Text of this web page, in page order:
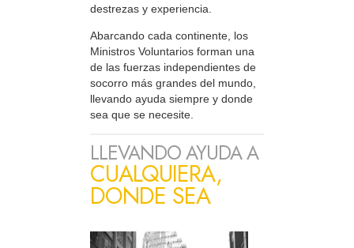
destrezas y experiencia.
Abarcando cada continente, los
Ministros Voluntarios forman una
de las fuerzas independientes de
socorro más grandes del mundo,
llevando ayuda siempre y donde
sea que se necesite.
LLEVANDO AYUDA A
CUALQUIERA,
DONDE SEA